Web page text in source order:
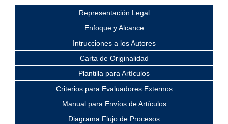
Representación Legal
Enfoque y Alcance
Intrucciones a los Autores
Carta de Originalidad
Plantilla para Artículos
Criterios para Evaluadores Externos
Manual para Envíos de Artículos
Diagrama Flujo de Procesos